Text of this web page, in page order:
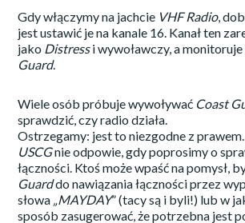
Gdy włączymy na jachcie VHF Radio,
jest ustawić je na kanale 16. Kanał ten
jako Distressi wywoławczy, a monitoruje
Guard.
Wiele osób próbuje wywoływać Coast
sprawdzić, czy radio działa.
Ostrzegamy: jest to niezgodne z prawem.
USCGnie odpowie, gdy poprosimy o
łączności. Ktoś może wpaść na pomysł,
Guarddo nawiązania łączności przez
słowa „MAYDAY” (tacy są i byli!) lub w
sposób zasugerować, że potrzebna jest